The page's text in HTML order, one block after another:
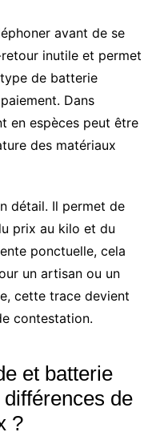
avant de se
inutile et permet
de batterie
Dans
en espèces peut être
des matériaux
détail. Il permet de
prix au kilo et du
ponctuelle, cela
un artisan ou un
cette trace devient
contestation.
et batterie
de
?